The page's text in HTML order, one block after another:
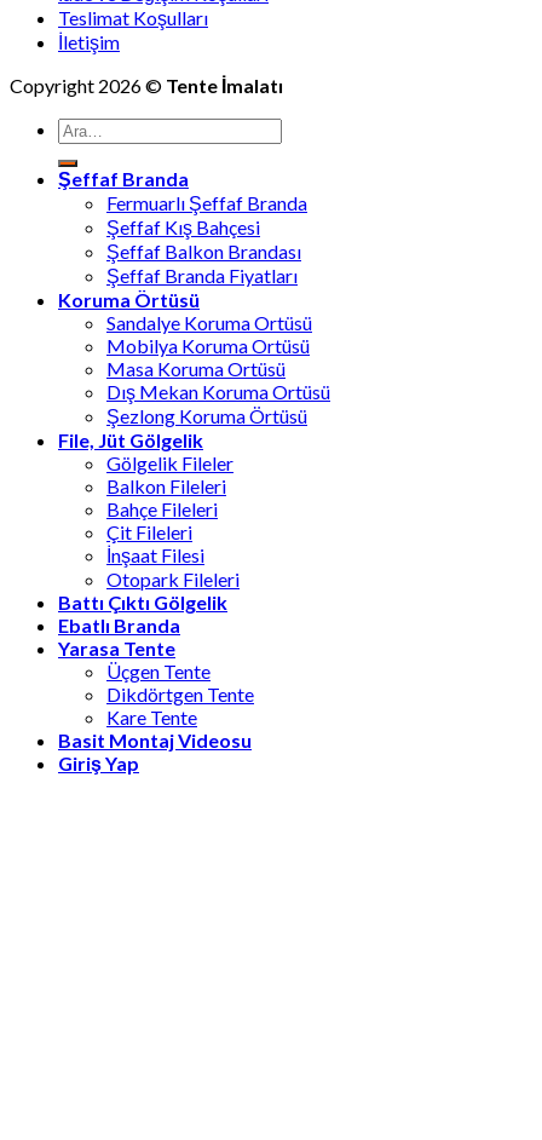
Teslimat Koşulları
İletişim
Copyright 2026 © Tente İmalatı
Ara:
Şeffaf Branda
Fermuarlı Şeffaf Branda
Şeffaf Kış Bahçesi
Şeffaf Balkon Brandası
Şeffaf Branda Fiyatları
Koruma Örtüsü
Sandalye Koruma Ortüsü
Mobilya Koruma Ortüsü
Masa Koruma Ortüsü
Dış Mekan Koruma Ortüsü
Şezlong Koruma Örtüsü
File, Jüt Gölgelik
Gölgelik Fileler
Balkon Fileleri
Bahçe Fileleri
Çit Fileleri
İnşaat Filesi
Otopark Fileleri
Battı Çıktı Gölgelik
Ebatlı Branda
Yarasa Tente
Üçgen Tente
Dikdörtgen Tente
Kare Tente
Basit Montaj Videosu
Giriş Yap